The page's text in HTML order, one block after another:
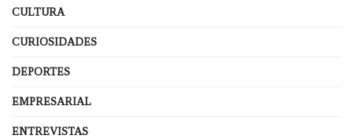
CULTURA
CURIOSIDADES
DEPORTES
EMPRESARIAL
ENTREVISTAS